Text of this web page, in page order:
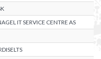
IT SERVICE CENTRE AS